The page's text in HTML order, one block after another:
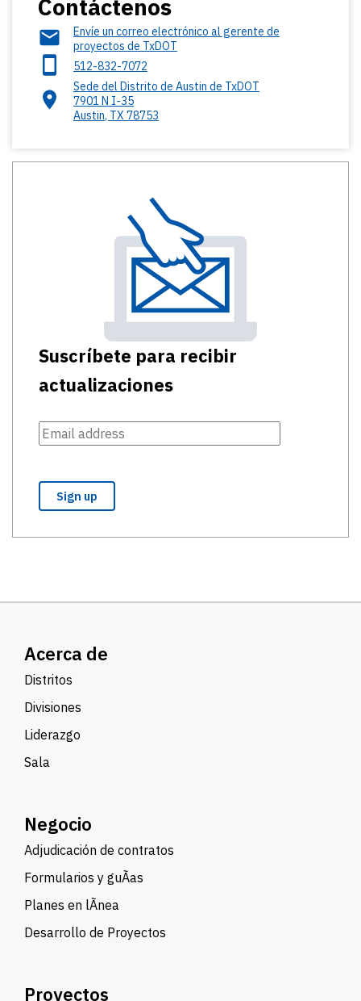
Contáctenos
Envíe un correo electrónico al gerente de
proyectos de TxDOT
512-832-7072
Sede del Distrito de Austin de TxDOT
7901 N I-35
Austin, TX 78753
Suscríbete para recibir
actualizaciones
Acerca de
Distritos
Divisiones
Liderazgo
Sala
Negocio
Adjudicación de contratos
Formularios y guÃ­as
Planes en lÃ­nea
Desarrollo de Proyectos
Proyectos